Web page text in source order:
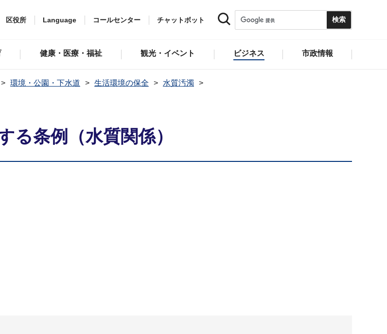
区役所 Language コールセンター チャットボット
健康・医療・福祉 観光・イベント ビジネス 市政情報
環境・公園・下水道 生活環境の保全
水質汚濁
る条例（水質関係）